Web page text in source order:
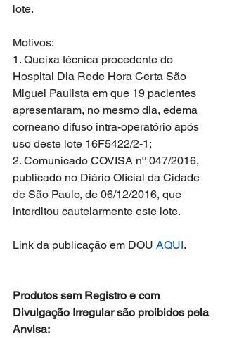
lote.
Motivos:
1. Queixa técnica procedente do
Hospital Dia Rede Hora Certa São
Miguel Paulista em que 19 pacientes
apresentaram, no mesmo dia, edema
corneano difuso intra-operatório após
uso deste lote 16F5422/2-1;
2. Comunicado COVISA nº 047/2016,
publicado no Diário Oficial da Cidade
de São Paulo, de 06/12/2016, que
interditou cautelarmente este lote.
Link da publicação em DOU AQUI.
Produtos sem Registro e com
Divulgação Irregular são proibidos pela
Anvisa: